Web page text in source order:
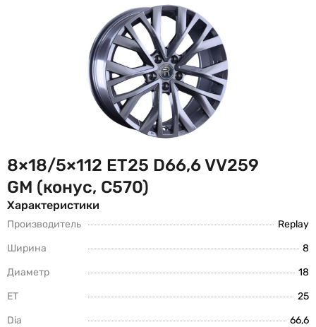
8×18/5×112 ET25 D66,6 VV259
GM (конус, C570)
Характеристики
Производитель
Replay
Ширина
8
Диаметр
18
ET
25
Dia
66,6